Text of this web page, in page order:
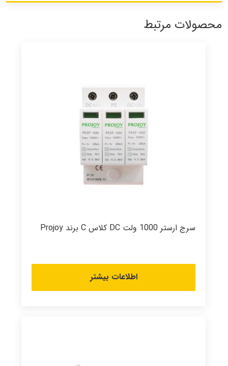
محصولات مرتبط
سرج ارستر 1000 ولت DC کلاس C برند Projoy
اطلاعات بیشتر